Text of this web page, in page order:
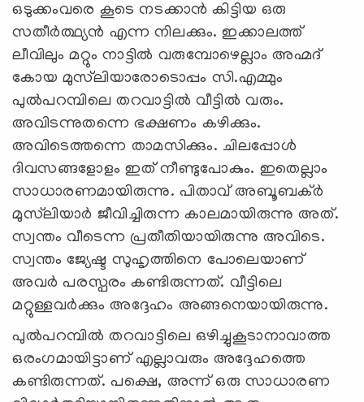
ഒടുക്കംവരെ കൂടെ നടക്കാന്‍ കിട്ടിയ ഒരു
സതീര്‍ത്ഥ്യന്‍ എന്ന നിലക്കും. ഇക്കാലത്ത്
ലീവിലും മറ്റും നാട്ടില്‍ വരുമ്പോഴെല്ലാം അഹ്മദ്
കോയ മുസ്‌ലിയാരോടൊപ്പം സി.എമ്മും
പുല്‍പറമ്പിലെ തറവാട്ടില്‍ വീട്ടില്‍ വരും.
അവിടന്നുതന്നെ ഭക്ഷണം കഴിക്കും.
അവിടെത്തന്നെ താമസിക്കും. ചിലപ്പോള്‍
ദിവസങ്ങളോളം ഇത് നീണ്ടുപോകും. ഇതെല്ലാം
സാധാരണമായിരുന്നു. പിതാവ് അബൂബക്ര്‍
മുസ്‌ലിയാര്‍ ജീവിച്ചിരുന്ന കാലമായിരുന്നു അത്.
സ്വന്തം വീടെന്ന പ്രതീതിയായിരുന്നു അവിടെ.
സ്വന്തം ജ്യേഷ്ട സുഹൃത്തിനെ പോലെയാണ്
അവര്‍ പരസ്പരം കണ്ടിരുന്നത്. വീട്ടിലെ
മറ്റുള്ളവര്‍ക്കും അദ്ദേഹം അങ്ങനെയായിരുന്നു.
പുല്‍പറമ്പില്‍ തറവാട്ടിലെ ഒഴിച്ചുകൂടാനാവാത്ത
ഒരംഗമായിട്ടാണ് എല്ലാവരും അദ്ദേഹത്തെ
കണ്ടിരുന്നത്. പക്ഷെ, അന്ന് ഒരു സാധാരണ